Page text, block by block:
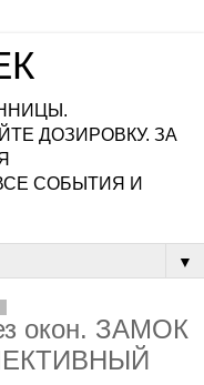
ДОЗИРОВКУ. ЗА
СОБЫТИЯ И
▼
окон. ЗАМОК